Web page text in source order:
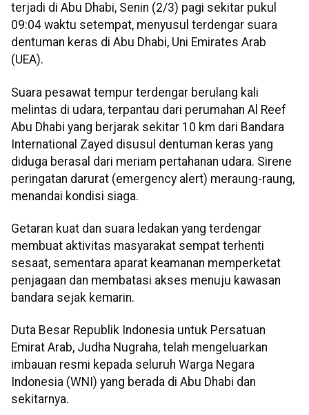
terjadi di Abu Dhabi, Senin (2/3) pagi sekitar pukul
09:04 waktu setempat, menyusul terdengar suara
dentuman keras di Abu Dhabi, Uni Emirates Arab
(UEA).
Suara pesawat tempur terdengar berulang kali
melintas di udara, terpantau dari perumahan Al Reef
Abu Dhabi yang berjarak sekitar 10 km dari Bandara
International Zayed disusul dentuman keras yang
diduga berasal dari meriam pertahanan udara. Sirene
peringatan darurat (emergency alert) meraung-raung,
menandai kondisi siaga.
Getaran kuat dan suara ledakan yang terdengar
membuat aktivitas masyarakat sempat terhenti
sesaat, sementara aparat keamanan memperketat
penjagaan dan membatasi akses menuju kawasan
bandara sejak kemarin.
Duta Besar Republik Indonesia untuk Persatuan
Emirat Arab, Judha Nugraha, telah mengeluarkan
imbauan resmi kepada seluruh Warga Negara
Indonesia (WNI) yang berada di Abu Dhabi dan
sekitarnya.